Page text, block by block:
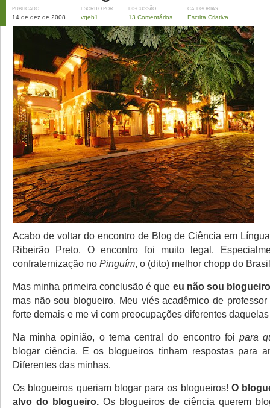
PUBLICADO
14 de dez de 2008
ESCRITO POR
vqeb1
DISCUSSÃO
13 Comentários
CATEGORIAS
Escrita Criativa
Acabo de voltar do encontro de Blog de Ciência em
Ribeirão Preto. O encontro foi muito legal.
confraternização no Pinguím, o (dito) melhor chopp do
Mas minha primeira conclusão é que eu não sou
mas não sou blogueiro. Meu viés acadêmico de
forte demais e me vi com preocupações diferentes
Na minha opinião, o tema central do encontro foipara
blogar ciência. E os blogueiros tinham respostas para
Diferentes das minhas.
Os blogueiros queriam blogar para os blogueiros! O
alvo do blogueiro. Os blogueiros de ciência querem